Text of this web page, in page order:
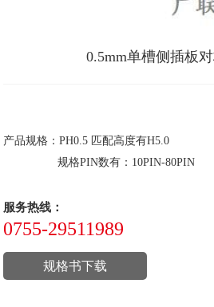
0.5mm单槽侧插板
产品规格：PH0.5 匹配高度有H5.0
规格PIN数有：10PIN-80PIN
服务热线：
0755-29511989
规格书下载